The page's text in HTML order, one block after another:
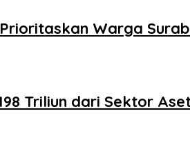
Warga
Triliun dari Sektor